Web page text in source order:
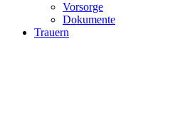
Vorsorge
Dokumente
Trauern